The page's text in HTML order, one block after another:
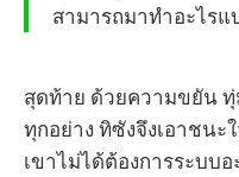
สามารถมาทำอะไรแ
สุดท้าย ด้วยความขยัน ทุ่
ทุกอย่าง ทิซังจึงเอาชนะ
เขาไม่ได้ต้องการระบบ